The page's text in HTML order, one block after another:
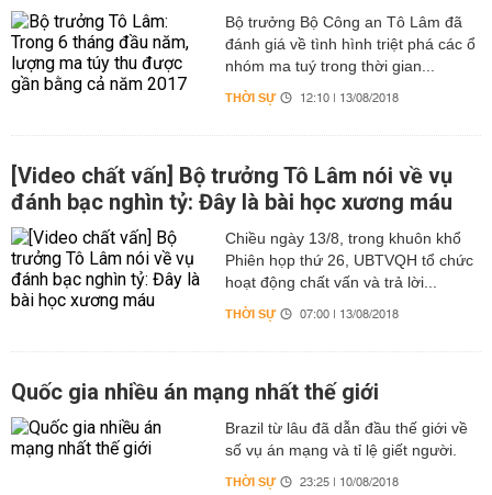
Bộ trưởng Bộ Công an Tô Lâm đã
đánh giá về tình hình triệt phá các ổ
nhóm ma tuý trong thời gian...
THỜI SỰ 12:10 | 13/08/2018
[Video chất vấn] Bộ trưởng Tô Lâm nói về vụ
đánh bạc nghìn tỷ: Đây là bài học xương máu
Chiều ngày 13/8, trong khuôn khổ
Phiên họp thứ 26, UBTVQH tổ chức
hoạt động chất vấn và trả lời...
THỜI SỰ 07:00 | 13/08/2018
Quốc gia nhiều án mạng nhất thế giới
Brazil từ lâu đã dẫn đầu thế giới về
số vụ án mạng và tỉ lệ giết người.
THỜI SỰ 23:25 | 10/08/2018